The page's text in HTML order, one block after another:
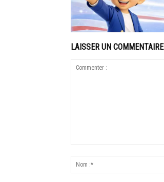
LAISSER UN COMMENTAIRE